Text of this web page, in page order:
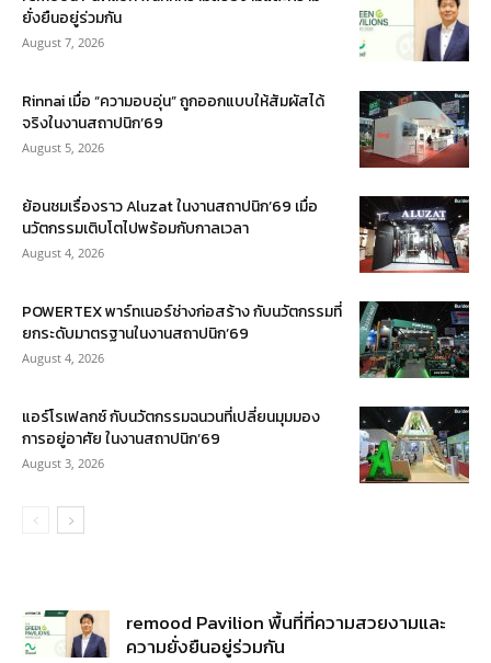
ยั่งยืนอยู่ร่วมกัน
August 7, 2026
Rinnai เมื่อ “ความอบอุ่น” ถูกออกแบบให้สัมผัสได้
จริงในงานสถาปนิก’69
August 5, 2026
ย้อนชมเรื่องราว Aluzat ในงานสถาปนิก’69 เมื่อ
นวัตกรรมเติบโตไปพร้อมกับกาลเวลา
August 4, 2026
POWERTEX พาร์ทเนอร์ช่างก่อสร้าง กับนวัตกรรมที่
ยกระดับมาตรฐานในงานสถาปนิก’69
August 4, 2026
แอร์โรเฟลกซ์ กับนวัตกรรมฉนวนที่เปลี่ยนมุมมอง
การอยู่อาศัย ในงานสถาปนิก’69
August 3, 2026
remood Pavilion พื้นที่ที่ความสวยงามและ
ความยั่งยืนอยู่ร่วมกัน